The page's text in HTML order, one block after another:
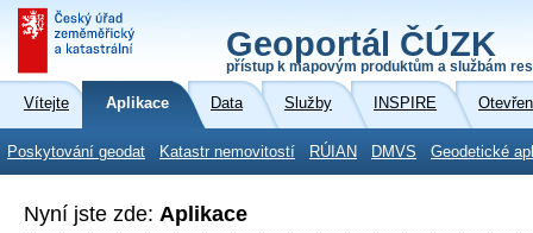
Geoportál ČÚZK
přístup k mapovým produktům a službám
Vítejte Aplikace Data Služby INSPIRE
Poskytování geodat Katastr nemovitostí RÚIAN DMVS Geodetické
Nyní jste zde: Aplikace